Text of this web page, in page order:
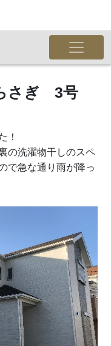
さぎ 3号
！
の洗濯物干しのスペ
で急な通り雨が降っ